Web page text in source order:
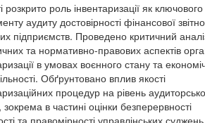
розкрито роль інвентаризації як ключового
аудиту достовірності фінансової
підприємств. Проведено критичний
та нормативно-правових аспектів
в умовах воєнного стану та
Обґрунтовано вплив якості
процедур на рівень
зокрема в частині оцінки безперервності
та правомірності управлінських